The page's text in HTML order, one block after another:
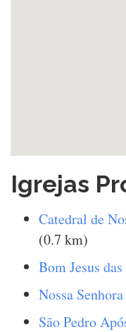
Igrejas
Catedral de
(0.7 km)
Bom Jesus
Nossa
São Pedro